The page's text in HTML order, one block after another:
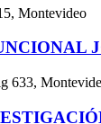
Montevideo
633,